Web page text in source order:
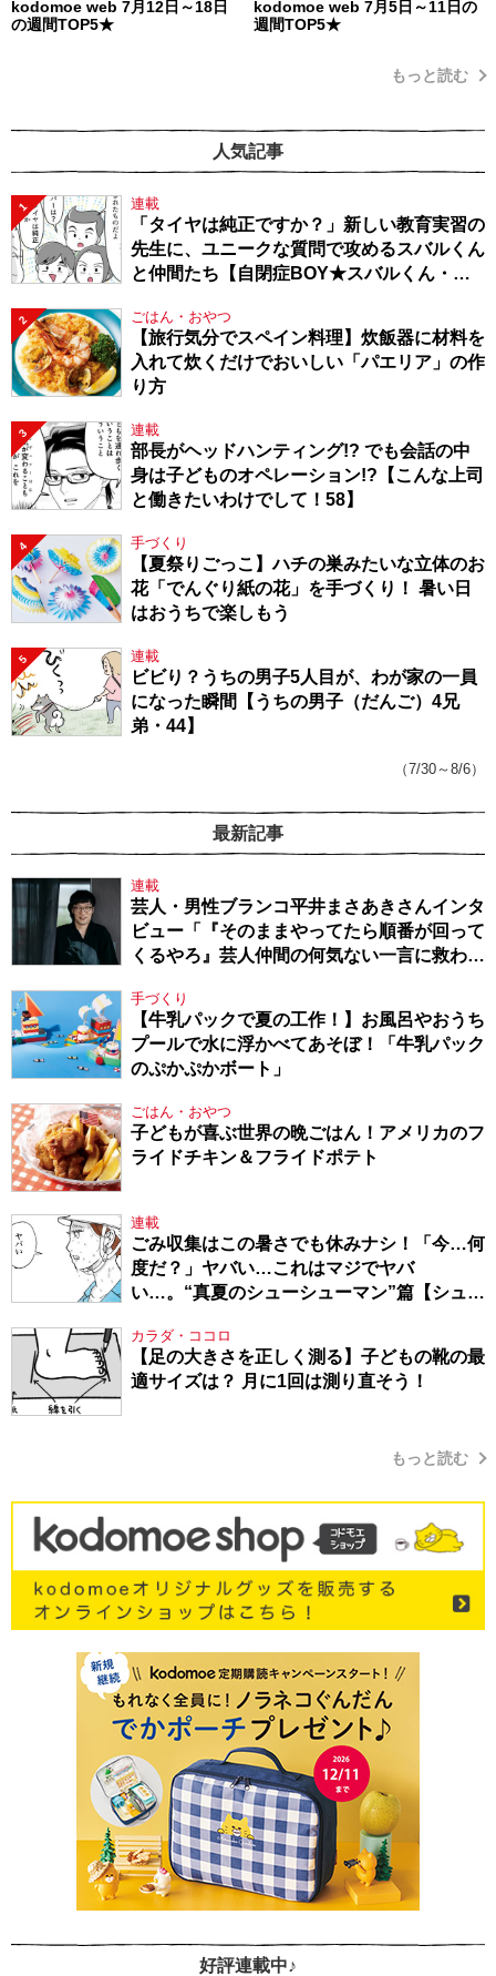
kodomoe web 7月12日～18日
の週間TOP5★
kodomoe web 7月5日～11日の
週間TOP5★
もっと読む
人気記事
1 連載
「タイヤは純正ですか？」新しい教育実習の
先生に、ユニークな質問で攻めるスバルくん
と仲間たち【自閉症BOY★スバルくん・
2 ごはん・おやつ
【旅行気分でスペイン料理】炊飯器に材料を
入れて炊くだけでおいしい「パエリア」の作
り方
3 連載
部長がヘッドハンティング!? でも会話の中
身は子どものオペレーション!?【こんな上司
と働きたいわけでして！58】
4 手づくり
【夏祭りごっこ】ハチの巣みたいな立体のお
花「でんぐり紙の花」を手づくり！ 暑い日
はおうちで楽しもう
5 連載
ビビり？うちの男子5人目が、わが家の一員
になった瞬間【うちの男子（だんご）4兄
弟・44】
（7/30～8/6）
最新記事
連載
芸人・男性ブランコ平井まさあきさんインタ
ビュー「『そのままやってたら順番が回って
くるやろ』芸人仲間の何気ない一言に救われ
手づくり
【牛乳パックで夏の工作！】お風呂やおうち
プールで水に浮かべてあそぼ！「牛乳パック
のぷかぷかボート」
ごはん・おやつ
子どもが喜ぶ世界の晩ごはん！アメリカのフ
ライドチキン＆フライドポテト
連載
ごみ収集はこの暑さでも休みナシ！「今…何
度だ？」ヤバい…これはマジでヤバ
い…。“真夏のシューシューマン”篇【シュー
カラダ・ココロ
【足の大きさを正しく測る】子どもの靴の最
適サイズは？ 月に1回は測り直そう！
もっと読む
好評連載中♪